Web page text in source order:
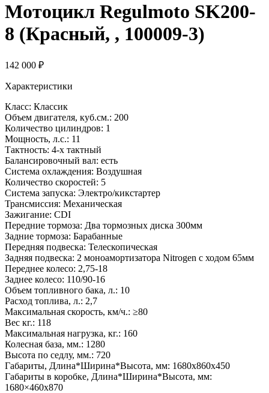
Мотоцикл Regulmoto SK200-
8 (Красный, , 100009-3)
142 000 ₽
Характеристики
Класс: Классик
Объем двигателя, куб.см.: 200
Количество цилиндров: 1
Мощность, л.с.: 11
Тактность: 4-x тактный
Балансировочный вал: есть
Система охлаждения: Воздушная
Количество скоростей: 5
Система запуска: Электро/кикстартер
Трансмиссия: Механическая
Зажигание: CDI
Передние тормоза: Два тормозных диска 300мм
Задние тормоза: Барабанные
Передняя подвеска: Телескопическая
Задняя подвеска: 2 моноамортизатора Nitrogen c ходом 65мм
Переднее колесо: 2,75-18
Заднее колесо: 110/90-16
Объем топливного бака, л.: 10
Расход топлива, л.: 2,7
Максимальная скорость, км/ч.: ≥80
Вес кг.: 118
Максимальная нагрузка, кг.: 160
Колесная база, мм.: 1280
Высота по седлу, мм.: 720
Габариты, Длина*Ширина*Высота, мм: 1680х860х450
Габариты в коробке, Длина*Ширина*Высота, мм:
1680×460х870